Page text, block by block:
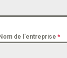
de l'entreprise*